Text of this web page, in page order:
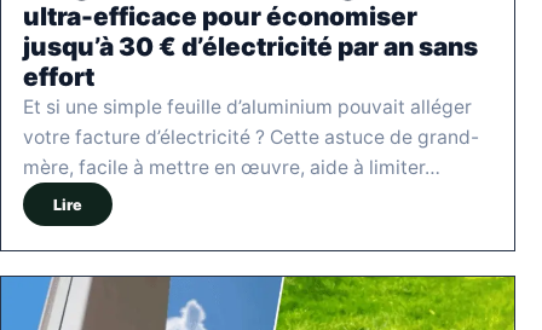
ultra-efficace pour économiser
jusqu’à 30 € d’électricité par an sans
effort
Et si une simple feuille d’aluminium pouvait alléger
votre facture d’électricité ? Cette astuce de grand-
mère, facile à mettre en œuvre, aide à limiter…
Lire